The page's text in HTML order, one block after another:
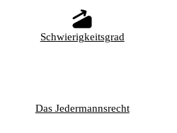
Schwierigkeitsgrad
Das Jedermannsrecht